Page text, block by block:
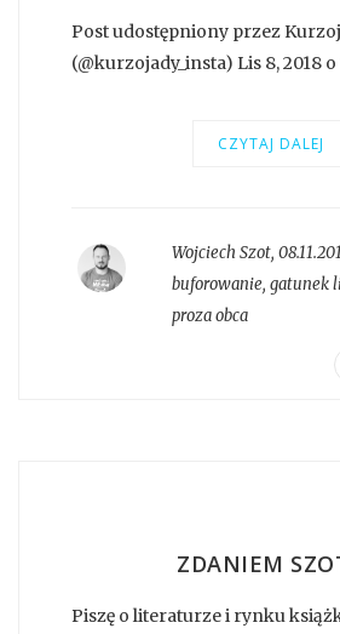
Post udostępniony przez
(@kurzojady_insta) Lis 8, 2018 o
CZYTAJ DALEJ
Wojciech Szot,
buforowanie, gatunek
proza obca
ZDANIEM
Piszę o literaturze i rynku